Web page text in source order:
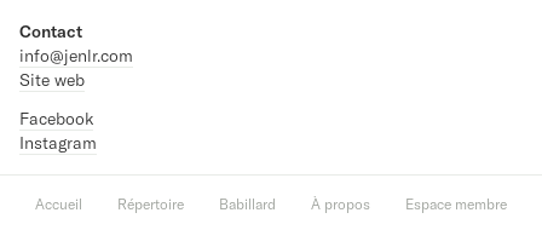
Contact
info@jenlr.com
Site web
Facebook
Instagram
Accueil Répertoire Babillard À propos Espace membre